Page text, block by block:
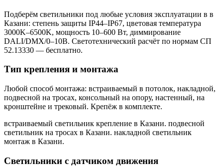
Подберём светильники под любые условия эксплуатации в в
Казани: степень защиты IP44–IP67, цветовая температура
3000K–6500K, мощность 10–600 Вт, диммирование
DALI/DMX/0–10В. Светотехнический расчёт по нормам СП
52.13330 — бесплатно.
Тип крепления и монтажа
Любой способ монтажа: встраиваемый в потолок, накладной,
подвесной на тросах, консольный на опору, настенный, на
кронштейне и трековый. Крепёж в комплекте.
встраиваемый светильник крепление в Казани. подвесной
светильник на тросах в Казани. накладной светильник
монтаж в Казани.
Светильники с датчиком движения